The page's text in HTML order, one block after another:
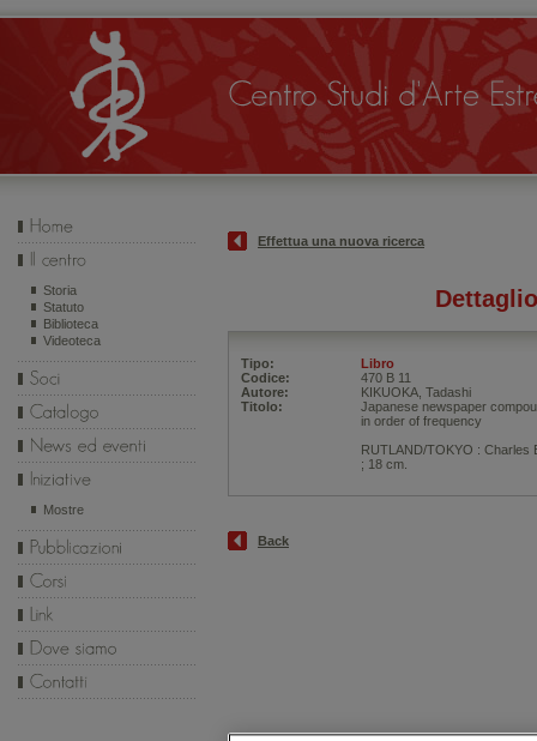
Storia
Statuto
Biblioteca
Videoteca
Mostre
Effettua una nuova ricerca
Tipo:
Libro
Codice:
470 B 11
Autore:
KIKUOKA, Tadashi
Titolo:
Japanese newspaper
in order of frequency
RUTLAND/TOKYO : Charles
; 18 cm.
Back